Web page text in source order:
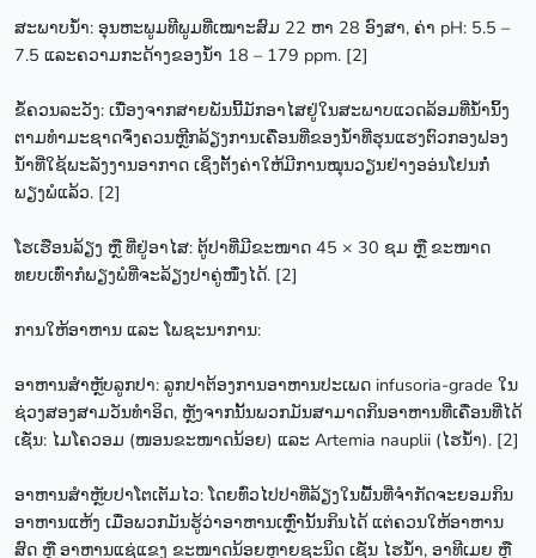
ສະພາບນ້ຳ: ອຸນຫະພູມທີພູມທີ່ເໝາະສົມ 22 ຫາ 28 ອົງສາ, ຄ່າ pH: 5.5 –
7.5 ແລະຄວາມກະດ້າງຂອງນ້ຳ 18 – 179 ppm. [2]
ຂໍ້ຄວນລະວັງ: ເນື່ອງຈາກສາຍພັນນີ້ມັກອາໄສຢູ່ໃນສະພາບແວດລ້ອມທີ່ນ້ຳນິ້ງ
ຕາມທຳມະຊາດຈຶ່ງຄວນຫຼີກລ້ຽງການເຄື່ອນທີ່ຂອງນ້ຳທີ່ຮຸນແຮງຕົວກອງຟອງ
ນ້ຳທີ່ໃຊ້ພະລັງງານອາກາດ ເຊິ່ງຕັ້ງຄ່າໃຫ້ມີການໝຸນວຽນຢ່າງອອ່ນໂຢນກໍ່
ພຽງພໍແລ້ວ. [2]
ໂຮເຮືອນລ້ຽງ ຫຼື ທີ່ຢູ່ອາໄສ: ຕູ້ປາທີ່ມີຂະໜາດ 45 × 30 ຊມ ຫຼື ຂະໜາດ
ທຍບເທົ່າກໍພຽງພໍທີ່ຈະລ້ຽງປາຄູ່ໜຶ່ງໄດ້. [2]
ການໃຫ້ອາຫານ ແລະ ໂພຊະນາການ:
ອາຫານສຳຫຼັບລູກປາ: ລູກປາຕ້ອງການອາຫານປະເພດ infusoria-grade ໃນ
ຊ່ວງສອງສາມວັນທຳອິດ, ຫຼັງຈາກນັ້ນພວກມັນສາມາດກິນອາຫານທີ່ເຄື່ອນທີ່ໄດ້
ເຊັ່ນ: ໄມໂຄວອມ (ໜອນຂະໜາດນ້ອຍ) ແລະ Artemia nauplii (ໄຮນໍ້າ). [2]
ອາຫານສຳຫຼັບປາໂຕເຕັມໄວ: ໂດຍທົ່ວໄປປາທີ່ລ້ຽງໃນພື້ນທີ່ຈຳກັດຈະຍອມກິນ
ອາຫານແຫ້ງ ເມື່ອພວກມັນຮູ້ວ່າອາຫານເຫຼົ່ານັ້ນກິນໄດ້ ແຕ່ຄວນໃຫ້ອາຫານ
ສົດ ຫຼື ອາຫານແຊ່ແຂງ ຂະໜາດນ້ອຍຫຼາຍຊະນິດ ເຊັ່ນ ໄຮນ້ຳ, ອາທີເມຍ ຫຼື